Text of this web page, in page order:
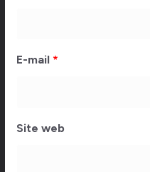
E-mail *
Site web